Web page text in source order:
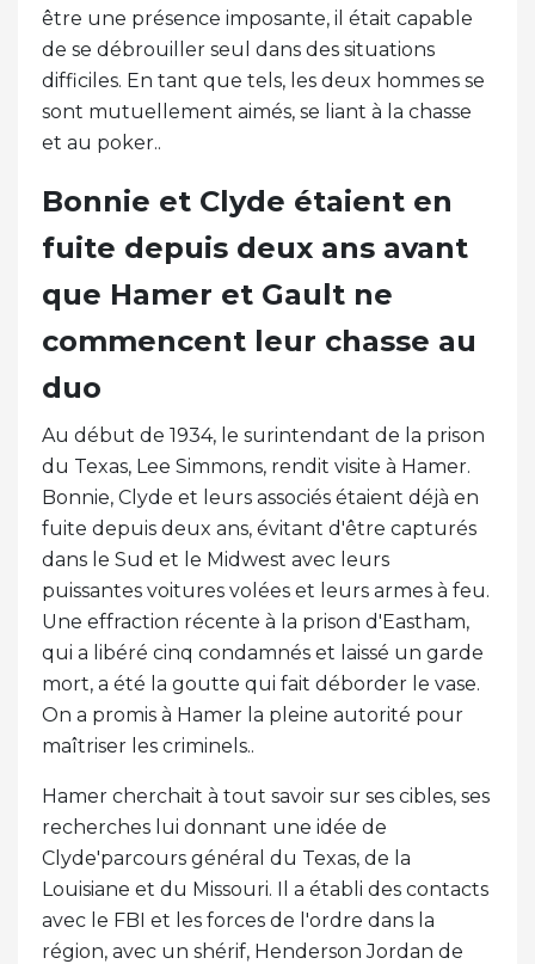
être une présence imposante, il était capable
de se débrouiller seul dans des situations
difficiles. En tant que tels, les deux hommes se
sont mutuellement aimés, se liant à la chasse
et au poker..
Bonnie et Clyde étaient en
fuite depuis deux ans avant
que Hamer et Gault ne
commencent leur chasse au
duo
Au début de 1934, le surintendant de la prison
du Texas, Lee Simmons, rendit visite à Hamer.
Bonnie, Clyde et leurs associés étaient déjà en
fuite depuis deux ans, évitant d'être capturés
dans le Sud et le Midwest avec leurs
puissantes voitures volées et leurs armes à feu.
Une effraction récente à la prison d'Eastham,
qui a libéré cinq condamnés et laissé un garde
mort, a été la goutte qui fait déborder le vase.
On a promis à Hamer la pleine autorité pour
maîtriser les criminels..
Hamer cherchait à tout savoir sur ses cibles, ses
recherches lui donnant une idée de
Clyde'parcours général du Texas, de la
Louisiane et du Missouri. Il a établi des contacts
avec le FBI et les forces de l'ordre dans la
région, avec un shérif, Henderson Jordan de